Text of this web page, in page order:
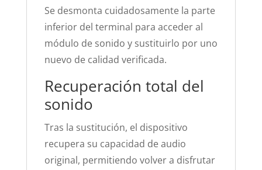
Se desmonta cuidadosamente la parte
inferior del terminal para acceder al
módulo de sonido y sustituirlo por uno
nuevo de calidad verificada.
Recuperación total del
sonido
Tras la sustitución, el dispositivo
recupera su capacidad de audio
original, permitiendo volver a disfrutar